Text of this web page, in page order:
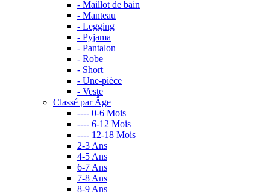
- Maillot de bain
- Manteau
- Legging
- Pyjama
- Pantalon
- Robe
- Short
- Une-pièce
- Veste
Classé par Âge
---- 0-6 Mois
---- 6-12 Mois
---- 12-18 Mois
2-3 Ans
4-5 Ans
6-7 Ans
7-8 Ans
8-9 Ans